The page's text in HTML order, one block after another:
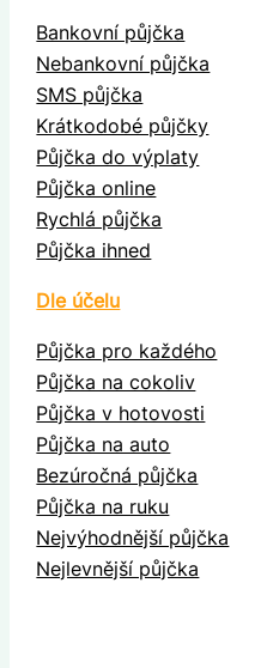
Bankovní půjčka
Nebankovní půjčka
SMS půjčka
Krátkodobé půjčky
Půjčka do výplaty
Půjčka online
Rychlá půjčka
Půjčka ihned
Dle účelu
Půjčka pro každého
Půjčka na cokoliv
Půjčka v hotovosti
Půjčka na auto
Bezúročná půjčka
Půjčka na ruku
Nejvýhodnější půjčka
Nejlevnější půjčka